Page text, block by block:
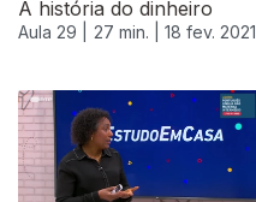
A história do dinheiro
Aula 29 | 27 min. | 18 fev. 2021